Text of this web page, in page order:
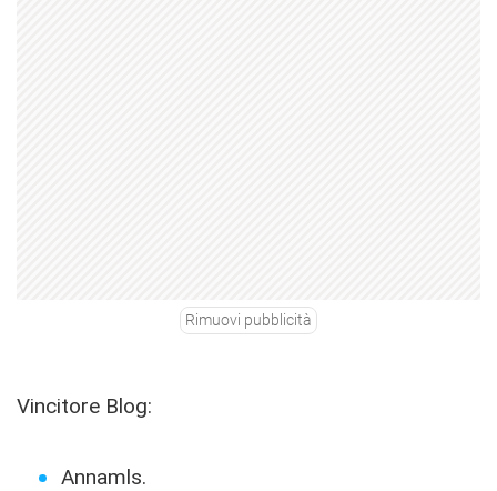
Rimuovi pubblicità
Vincitore Blog:
Annamls.